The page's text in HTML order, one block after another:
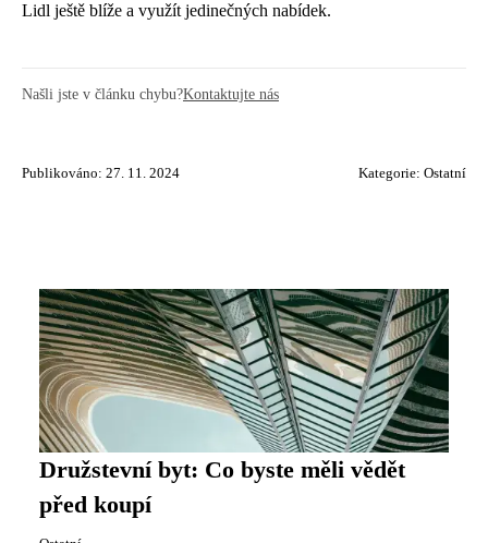
Lidl ještě blíže a využít jedinečných nabídek.
Našli jste v článku chybu?Kontaktujte nás
Publikováno: 27. 11. 2024 Kategorie: Ostatní
Družstevní byt: Co byste měli vědět
před koupí